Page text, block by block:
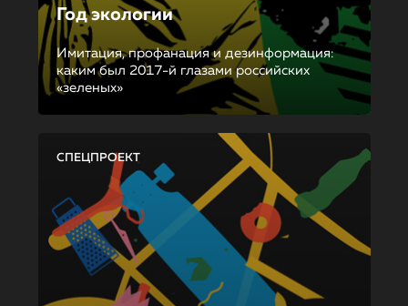
Год экологии
Имитация, профанация и дезинформация:
каким был 2017-й глазами российских
«зеленых»
СПЕЦПРОЕКТ